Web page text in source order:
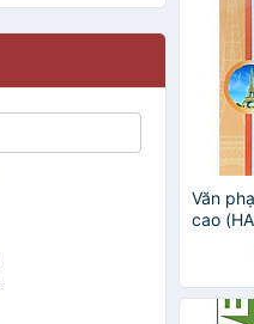
Văn
cao